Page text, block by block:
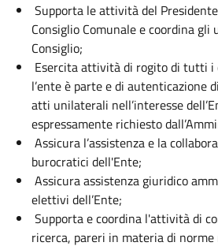
Supporta le attività del
Consiglio Comunale e coordina gli
Consiglio;
Esercita attività di rogito di tutti
l’ente è parte e di autenticazione
atti unilaterali nell’interesse
espressamente richiesto
Assicura l’assistenza e la
burocratici dell'Ente;
Assicura assistenza giuridico
elettivi dell’Ente;
Supporta e coordina l'attività di
ricerca, pareri in materia di